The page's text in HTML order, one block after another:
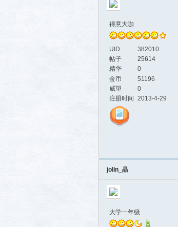
得意大咖
UID
382010
帖子
25614
精华
0
金币
51196
威望
0
注册时间
2013-4-29
jolin_晶
大学一年级